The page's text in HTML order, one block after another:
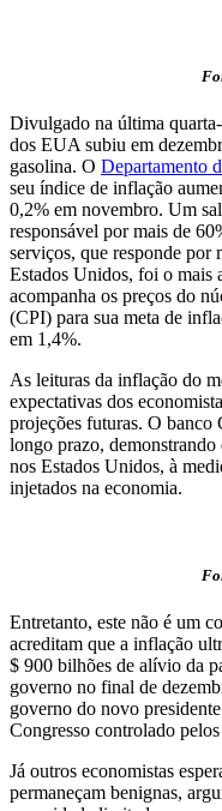
Divulgado na última
dos EUA subiu em
gasolina. O Departamento
seu índice de inflação
0,2% em novembro. Um
responsável por mais de
serviços, que responde por
Estados Unidos, foi o mais
acompanha os preços do
(CPI) para sua meta de
em 1,4%.
As leituras da inflação do
expectativas dos
projeções futuras. O banco
longo prazo, demonstrando
nos Estados Unidos, à
injetados na economia.
Entretanto, este não é um
acreditam que a inflação
$ 900 bilhões de alívio da
governo no final de
governo do novo
Congresso controlado
Já outros economistas
permaneçam benignas,